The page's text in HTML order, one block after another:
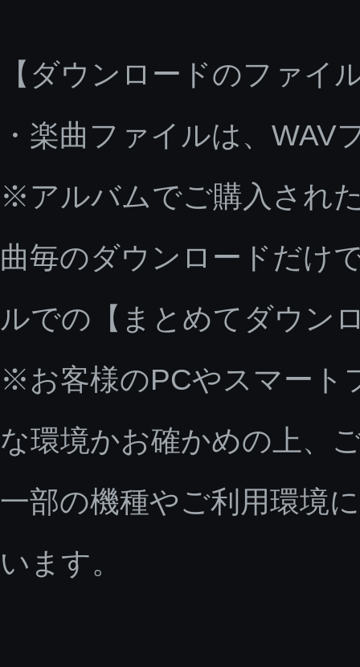
【ダウンロードのファイ
・楽曲ファイルは、
※アルバムでご購入され
曲毎のダウンロードだけ
ルでの【まとめてダウン
※お客様のPCやスマート
な環境かお確かめの上、
一部の機種やご利用環境
います。